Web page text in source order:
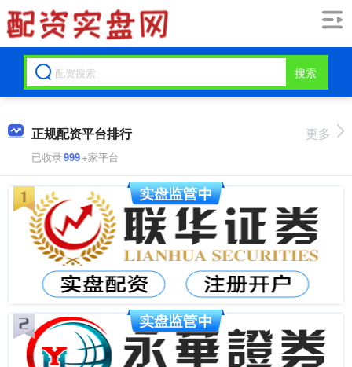
搜索
正规配资平台排行
已收录999+家平台
更多